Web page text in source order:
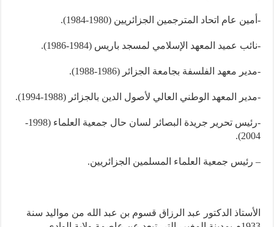
-أمين عام اتحاد المترجمين الجزائريين (1980-1984).
-نائب عميد المعهد الإسلامي لمسجد باريس (1984-1986).
-مدير معهد الفلسفة بجامعة الجزائر (1986-1988).
-مدير المعهد الوطني العالي لأصول الدين بالجزائر (1988-1994).
-رئيس تحرير جريدة البصائر لسان حال جمعية العلماء (1998-
2004).
– رئيس جمعية العلماء المسلمين الجزائريين.
الأستاذ الدكتور عبد الرزاق قسوم بن عبد الله من مواليد سنة